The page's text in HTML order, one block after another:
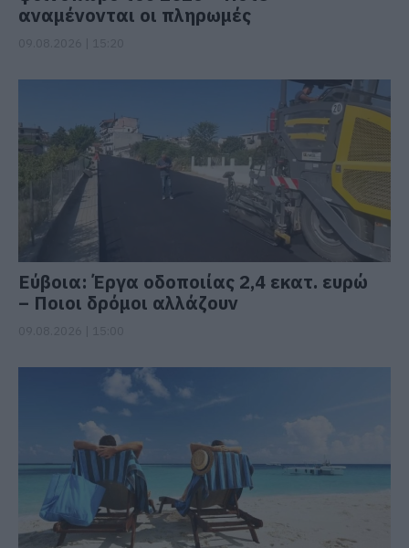
αναμένονται οι πληρωμές
Εύβοια: Έργα οδοποιίας 2,4 εκατ. ευρώ
– Ποιοι δρόμοι αλλάζουν